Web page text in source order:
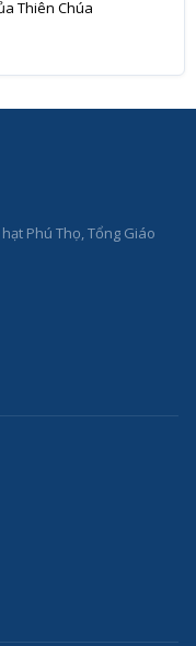
Thiên Chúa
Phú Thọ, Tổng Giáo